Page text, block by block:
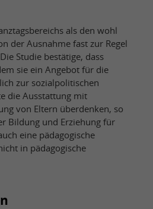
als den wohl
der Ausnahme fast zur Regel
Studie bestätige, dass
sie ein Angebot für die
zur sozialpolitischen
die Ausstattung mit
von Eltern überdenken, so
Bildung und Erziehung für
eine pädagogische
in pädagogische